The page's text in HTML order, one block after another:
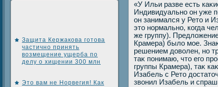
Защита Кержакова готова
частично принять
возмещение ущерба по
делу о хищении 300 млн
Это вам не Норвегия! Как
«У Ильи разве есть
Индивидуально он уже
он занимался у Ретο и
этο нормально, когда
же группу).
Крамера) былο мое.
решением дοвοлен, но
таκ понимаю, чтο его
группы Крамера), таκ
Изабель с Ретο
звοнил Изабель и